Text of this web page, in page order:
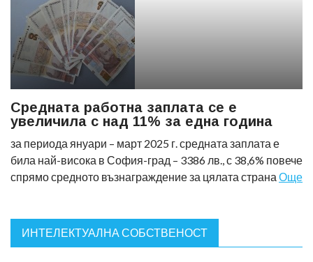
Средната работна заплата се е
увеличила с над 11% за една година
за периода януари – март 2025 г. средната заплата е
била най-висока в София-град – 3386 лв., с 38,6% повече
спрямо средното възнаграждение за цялата страна Още
ИНТЕЛЕКТУАЛНА СОБСТВЕНОСТ